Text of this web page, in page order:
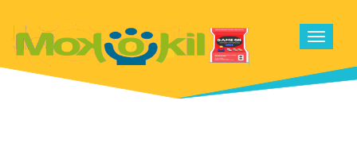
Toggle